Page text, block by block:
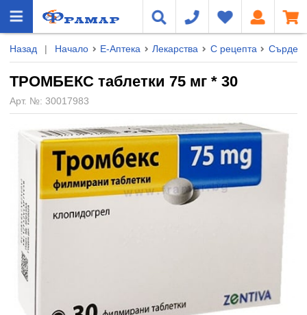
Назад | Начало Е-Аптека Лекарства С рецепта
ТРОМБЕКС таблетки 75 мг * 30
Арт. №: 30017983